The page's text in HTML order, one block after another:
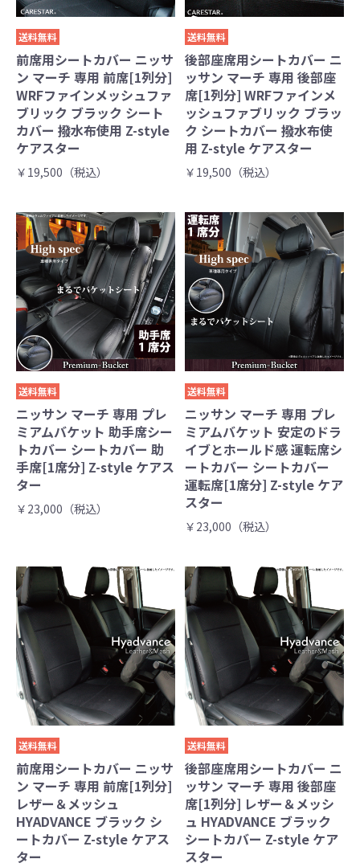
送料無料
前席用シートカバー ニッサ
ン マーチ 専用 前席[1列分]
WRFファインメッシュファ
ブリック ブラック シート
カバー 撥水布使用 Z-style
ケアスター
￥19,500（税込）
送料無料
後部座席用シートカバー ニ
ッサン マーチ 専用 後部座
席[1列分] WRFファインメ
ッシュファブリック ブラッ
ク シートカバー 撥水布使
用 Z-style ケアスター
￥19,500（税込）
送料無料
ニッサン マーチ 専用 プレ
ミアムバケット 助手席シー
トカバー シートカバー 助
手席[1席分] Z-style ケアス
ター
￥23,000（税込）
送料無料
ニッサン マーチ 専用 プレ
ミアムバケット 安定のドラ
イブとホールド感 運転席シ
ートカバー シートカバー
運転席[1席分] Z-style ケア
スター
￥23,000（税込）
送料無料
前席用シートカバー ニッサ
ン マーチ 専用 前席[1列分]
レザー＆メッシュ
HYADVANCE ブラック シ
ートカバー Z-style ケアス
ター
送料無料
後部座席用シートカバー ニ
ッサン マーチ 専用 後部座
席[1列分] レザー＆メッシ
ュ HYADVANCE ブラック
シートカバー Z-style ケア
スター